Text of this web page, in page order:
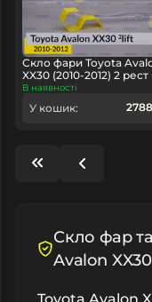
Скло фари Toyota
XX30 (2010-2012) 2
В наявності
У кошик:
Скло фар
Avalon
Toyota Avalon